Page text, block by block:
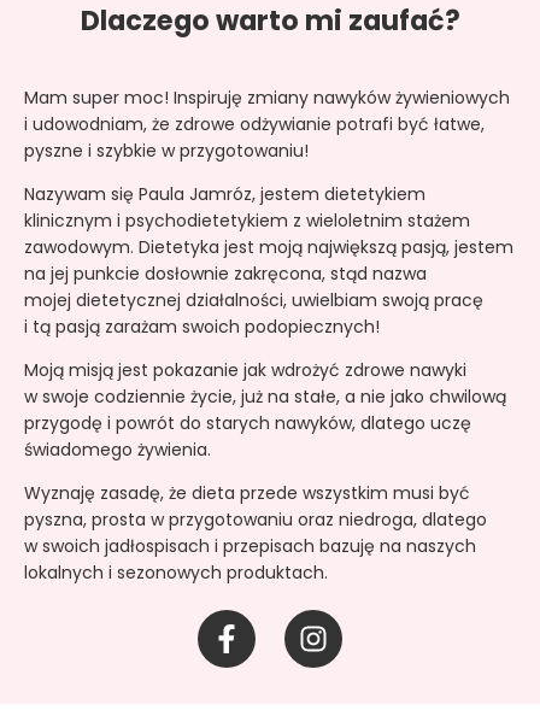
Dlaczego warto mi zaufać?
Mam super moc! Inspiruję zmiany nawyków żywieniowych
i udowodniam, że zdrowe odżywianie potrafi być łatwe,
pyszne i szybkie w przygotowaniu!
Nazywam się Paula Jamróz, jestem dietetykiem
klinicznym i psychodietetykiem z wieloletnim stażem
zawodowym. Dietetyka jest moją największą pasją, jestem
na jej punkcie dosłownie zakręcona, stąd nazwa
mojej dietetycznej działalności, uwielbiam swoją pracę
i tą pasją zarażam swoich podopiecznych!
Moją misją jest pokazanie jak wdrożyć zdrowe nawyki
w swoje codziennie życie, już na stałe, a nie jako chwilową
przygodę i powrót do starych nawyków, dlatego uczę
świadomego żywienia.
Wyznaję zasadę, że dieta przede wszystkim musi być
pyszna, prosta w przygotowaniu oraz niedroga, dlatego
w swoich jadłospisach i przepisach bazuję na naszych
lokalnych i sezonowych produktach.
F
a
c
I
n
s